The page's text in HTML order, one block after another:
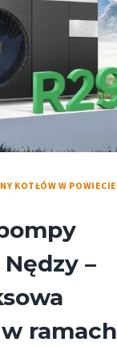
KOTŁÓW W POWIECIE
–
ramach